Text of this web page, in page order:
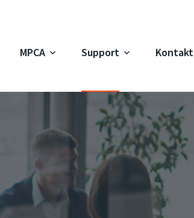
MPCA Support Kontakt